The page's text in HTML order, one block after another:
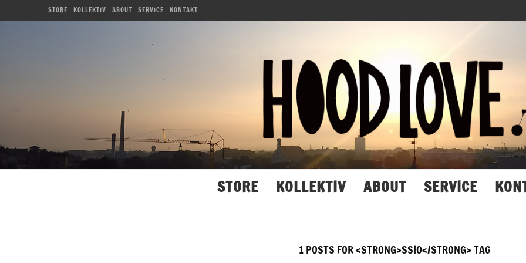
STORE KOLLEKTIV ABOUT SERVICE KONTAKT
Hood
Love
STORE KOLLEKTIV ABOUT SERVICE
1 POSTS FOR <STRONG>SSIO</STRONG> TAG